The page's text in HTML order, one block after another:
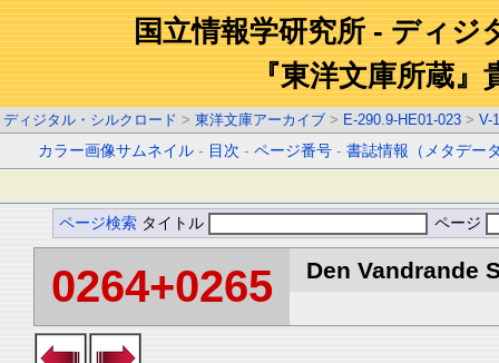
国立情報学研究所 - ディジ
『東洋文庫所蔵』
ディジタル・シルクロード > 東洋文庫アーカイブ > E-290.9-HE01-023 > V-1
カラー画像サムネイル - 目次 -ページ番号 -書誌情報（メタデー
ページ検索 タイトル ページ
0264+0265 Den Vandrande